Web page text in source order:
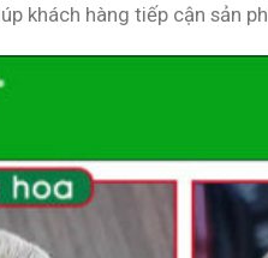
khách hàng tiếp cận sản